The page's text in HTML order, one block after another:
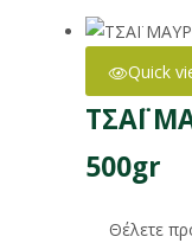
Quick
ΤΣΑΪ
500gr
Θέλετε